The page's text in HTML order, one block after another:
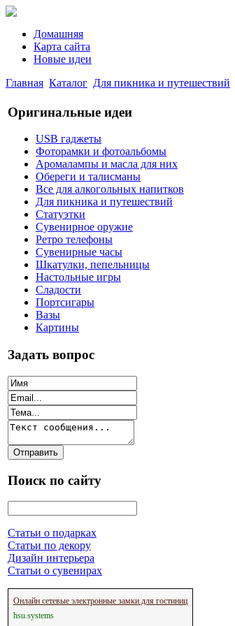
Домашняя
Карта сайта
Новые идеи
Главная Каталог Для пикника и путешествий
Оригинальные идеи
USB гаджеты
Фоторамки и фотоальбомы
Аромалампы и масла для них
Обереги и талисманы
Все для алкогольных напитков
Для пикника и путешествий
Статуэтки
Сувенирное оружие
Ретро телефоны
Сувенирные часы
Шкатулки, пепельницы
Настольные игры
Сладости
Портсигары
Вазы
Картины
Задать вопрос
Поиск по сайту
Статьи о подарках
Статьи по декору
Дизайн интерьера
Статьи о сувенирах
Онлайн сетевые электронные замки для гостиниц
hsu.systems